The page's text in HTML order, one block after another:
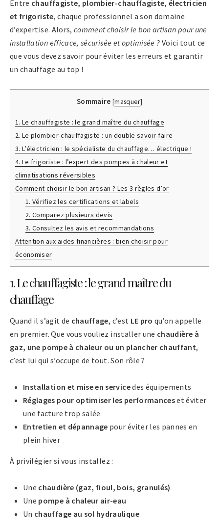
Entre chauffagiste, plombier-chauffagiste, électricien
et frigoriste, chaque professionnel a son domaine
d’expertise. Alors, comment choisir le bon artisan pour une
installation efficace, sécurisée et optimisée ? Voici tout ce
que vous devez savoir pour éviter les erreurs et garantir
un chauffage au top !
Sommaire [masquer]
1. Le chauffagiste : le grand maître du chauffage
2. Le plombier-chauffagiste : un double savoir-faire
3. L’électricien : le spécialiste du chauffage… électrique !
4. Le frigoriste : l’expert des pompes à chaleur et
climatisations réversibles
Comment choisir le bon artisan ? Les 3 règles d’or
1. Vérifiez les certifications et labels
2. Comparez plusieurs devis
3. Consultez les avis et recommandations
Attention aux aides financières : bien choisir pour
économiser
1. Le chauffagiste : le grand maître du
chauffage
Quand il s’agit de chauffage, c’est LE pro qu’on appelle
en premier. Que vous vouliez installer une chaudière à
gaz, une pompe à chaleur ou un plancher chauffant,
c’est lui qui s’occupe de tout. Son rôle ?
Installation et mise en servicedes équipements
Réglages pour optimiser les performanceset éviter
une facture trop salée
Entretien et dépannage pour éviter les pannes en
plein hiver
À privilégier si vous installez :
Une chaudière (gaz, fioul, bois, granulés)
Une pompe à chaleur air-eau
Un chauffage au sol hydraulique